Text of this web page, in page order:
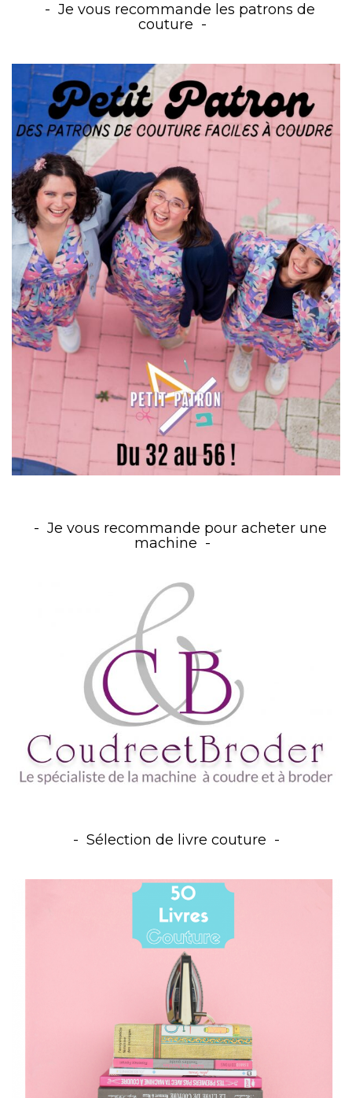
Je vous recommande les patrons de
couture
Je vous recommande pour acheter une
machine
Sélection de livre couture